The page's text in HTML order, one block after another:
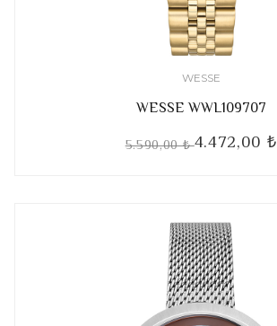
WESSE
WESSE WWL109707
5.590,00 ₺4.472,00 ₺